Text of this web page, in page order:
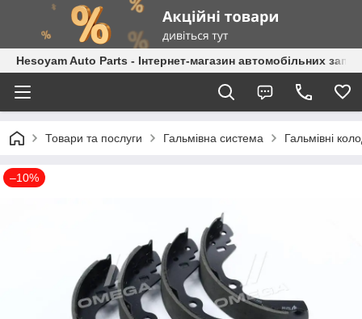
Hesoyam Auto Parts - Інтернет-магазин автомобільних
Товари та послуги Гальмівна система Гальмівні
–10%